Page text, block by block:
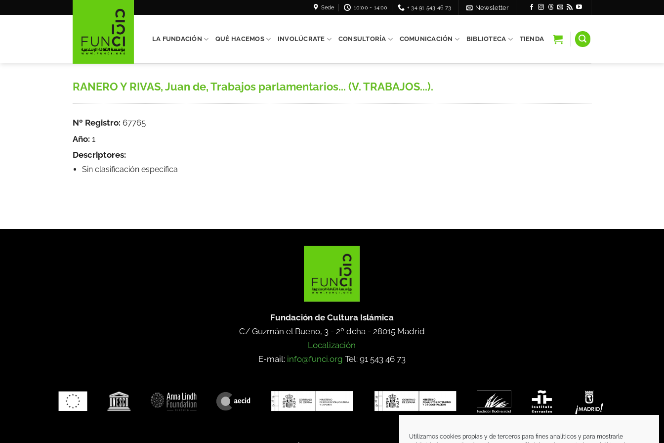
Utilizamos cookies propias y de terceros para fines analíticos y para mostrarle
Sede 10:00 - 14:00 + 34 91 543 46 73 Newsletter
LA FUNDACIÓN QUÉ HACEMOS INVOLÚCRATE CONSULTORÍA COMUNICACIÓN BIBLIOTECA TIENDA
RANERO Y RIVAS, Juan de, Trabajos parlamentarios... (V. TRABAJOS...).
Nº Registro: 67765
Año: 1
Descriptores:
Sin clasificación específica
Fundación de Cultura Islámica
C/ Guzmán el Bueno, 3 - 2º dcha - 28015 Madrid
Localización
E-mail: info@funci.org Tel: 91 543 46 73